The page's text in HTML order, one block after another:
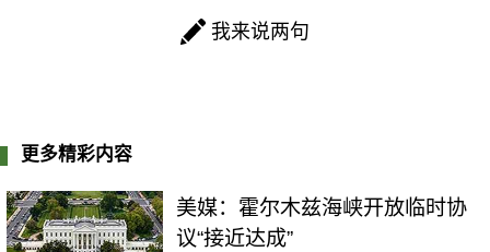
我来说两句
更多精彩内容
美媒：霍尔木兹海峡开放临时协
议“接近达成”